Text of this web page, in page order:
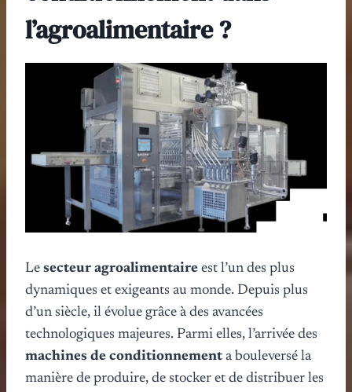
l’agroalimentaire ?
Le secteur agroalimentaire est l’un des plus
dynamiques et exigeants au monde. Depuis plus
d’un siècle, il évolue grâce à des avancées
technologiques majeures. Parmi elles, l’arrivée des
machines de conditionnementa bouleversé la
manière de produire, de stocker et de distribuer les